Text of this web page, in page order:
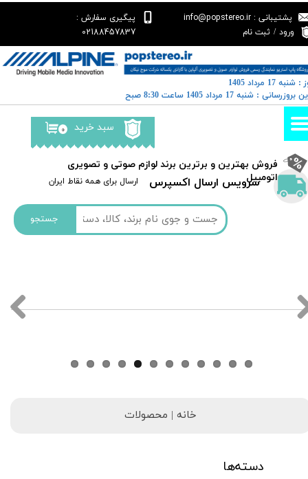
جستجو
سرویس ارسال اکسپرس ​​ارسال برای همه نقاط ایران
پشتیبانی : info@popstereo.ir
پیگیری سفارش :
02188457837
ورود / ثبت نام
حساب کاربری من
تغییر گذر واژه
سفارشات
خروج از حساب کاربری
۰ سبد خرید
​فروش بهترین و برترین برند لوازم صوتی و تصویری
اتومبیل​​​​​​​
17 مرداد 1405
: شنبه 17 مرداد 1405 ساعت 8:30 صبح
خانه | محصولات
دسته‌ها